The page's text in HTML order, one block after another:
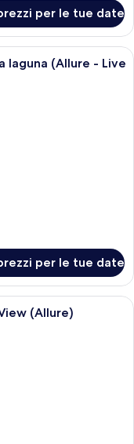
per le tue date
d'albergo moderna con
laguna (Allure - Live
per le tue date
camera d'hotel con
(Allure)